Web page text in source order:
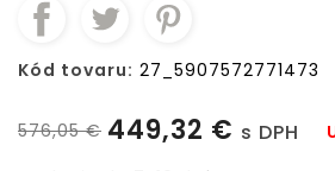
Kód tovaru: 27_5907572771473
576,05 € 449,32 € s DPH